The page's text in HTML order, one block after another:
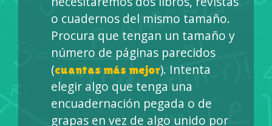
o cuadernos del mismo tamaño.
Procura que tengan un tamaño y
número de páginas parecidos
(cuantas más mejor). Intenta
elegir algo que tenga una
encuadernación pegada o de
grapas en vez de algo unido por